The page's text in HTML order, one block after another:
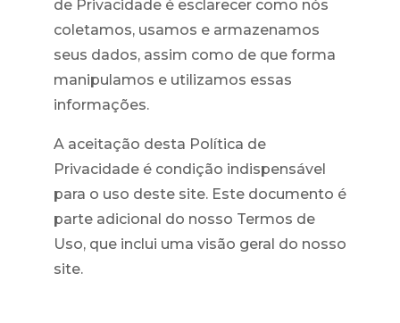
de Privacidade é esclarecer como nós
coletamos, usamos e armazenamos
seus dados, assim como de que forma
manipulamos e utilizamos essas
informações.
A aceitação desta Política de
Privacidade é condição indispensável
para o uso deste site. Este documento é
parte adicional do nosso Termos de
Uso, que inclui uma visão geral do nosso
site.